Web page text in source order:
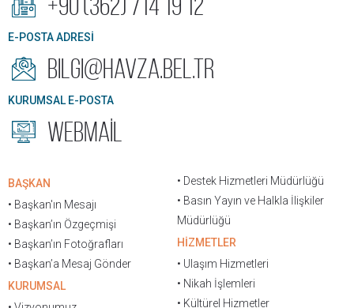
E-POSTA ADRESİ
bilgi@havza.bel.tr
KURUMSAL E-POSTA
WEBMAİL
BAŞKAN
• Başkan'ın Mesajı
• Başkan’ın Özgeçmişi
• Başkan’ın Fotoğrafları
• Başkan’a Mesaj Gönder
KURUMSAL
• Destek Hizmetleri Müdürlüğü
• Basın Yayın ve Halkla İlişkiler
Müdürlüğü
HİZMETLER
• Ulaşım Hizmetleri
• Nikah İşlemleri
• Kültürel Hizmetler